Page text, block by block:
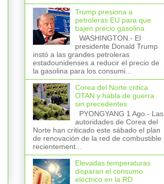
Trump presiona a
petroleras EU para que
bajen precio gasolina
WASHINGTON.- El
presidente Donald Trump
instó a las grandes petroleras
estadounidenses a reducir el precio de
la gasolina para los consumi...
Corea del Norte critica
OTAN y habla de guerra
sin precedentes
PYONGYANG 1 Ago.- Las
autoridades de Corea del
Norte han criticado este sábado el plan
de renovación de la red de combustible
recientement...
Elevadas temperaturas
disparan el consumo
eléctrico en la RD